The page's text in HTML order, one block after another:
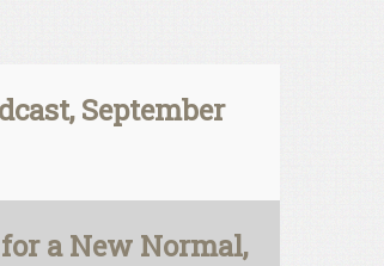
September
a New Normal,